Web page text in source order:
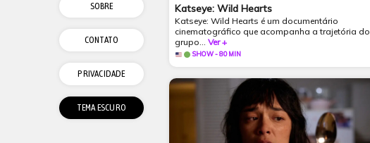
Katseye: Wild Hearts
Katseye: Wild Hearts é um documentário
cinematográfico que acompanha a trajetória do
grupo... Ver +
SHOW - 80 MIN
SOBRE
CONTATO
PRIVACIDADE